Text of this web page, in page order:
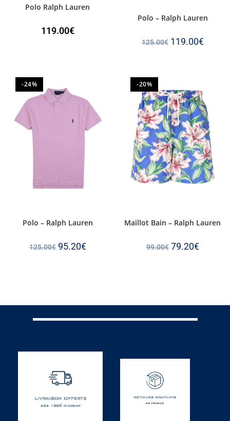
Polo Ralph Lauren
119.00€
Polo – Ralph Lauren
125.00€ 119.00€
-24%
Polo – Ralph Lauren
125.00€ 95.20€
-20%
Maillot Bain – Ralph Lauren
99.00€ 79.20€